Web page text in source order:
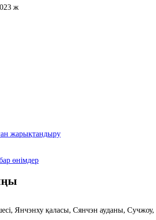
ж
жарықтандыру
өнімдер
Янчэнху қаласы, Сянчэн ауданы,